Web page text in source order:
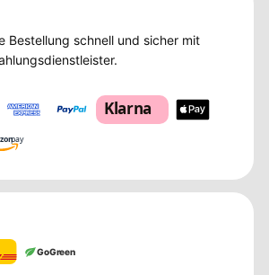
Bestellung schnell und sicher mit
Klarna
pay
GoGreen